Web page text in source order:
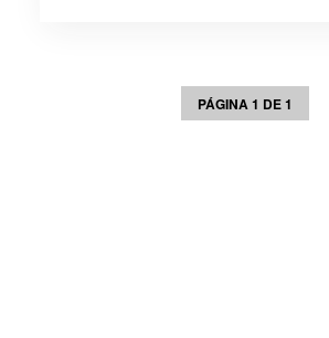
PÁGINA 1 DE 1